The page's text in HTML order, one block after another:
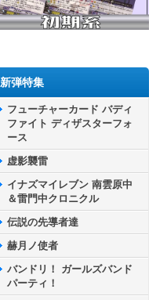
新弾特集
フューチャーカード バディ
ファイト ディザスターフォ
ース
虚影襲雷
イナズマイレブン 南雲原中
＆雷門中クロニクル
伝説の先導者達
赫月ノ使者
バンドリ！ ガールズバンド
パーティ！